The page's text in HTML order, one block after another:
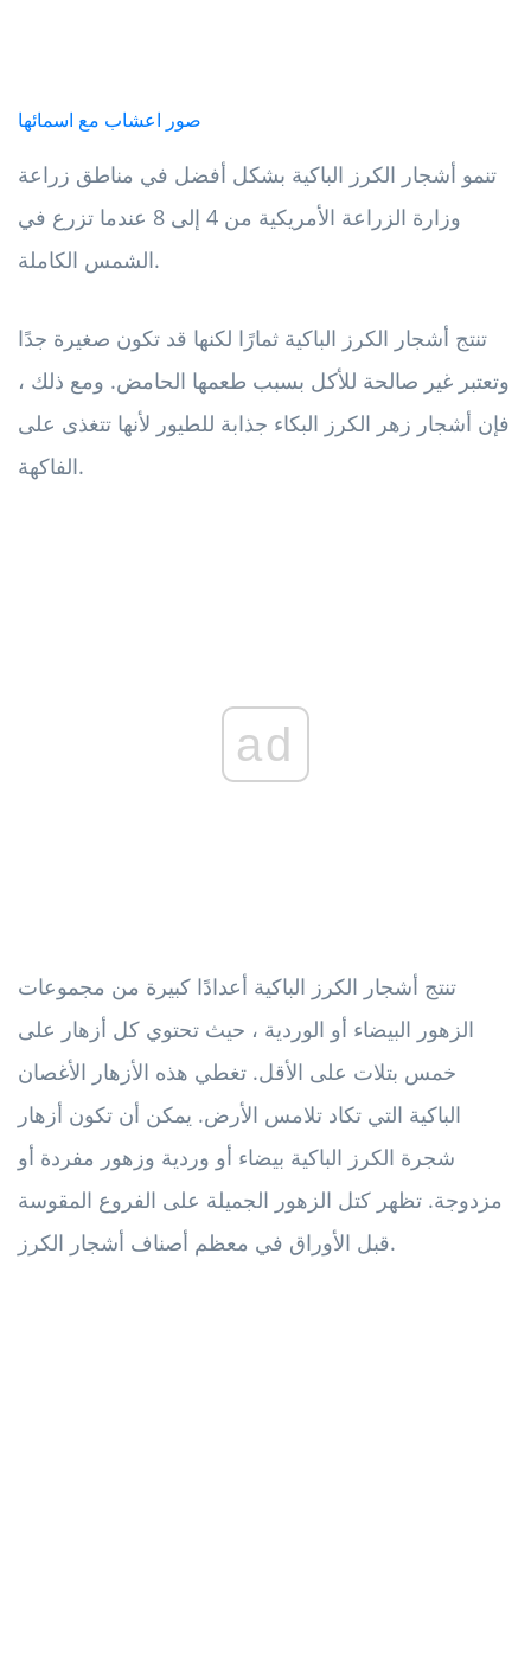
صور اعشاب مع اسمائها
تنمو أشجار الكرز الباكية بشكل أفضل في مناطق زراعة
وزارة الزراعة الأمريكية من 4 إلى 8 عندما تزرع في
الشمس الكاملة.
تنتج أشجار الكرز الباكية ثمارًا لكنها قد تكون صغيرة جدًا
وتعتبر غير صالحة للأكل بسبب طعمها الحامض. ومع ذلك ،
فإن أشجار زهر الكرز البكاء جذابة للطيور لأنها تتغذى على
الفاكهة.
ad
تنتج أشجار الكرز الباكية أعدادًا كبيرة من مجموعات
الزهور البيضاء أو الوردية ، حيث تحتوي كل أزهار على
خمس بتلات على الأقل. تغطي هذه الأزهار الأغصان
الباكية التي تكاد تلامس الأرض. يمكن أن تكون أزهار
شجرة الكرز الباكية بيضاء أو وردية وزهور مفردة أو
مزدوجة. تظهر كتل الزهور الجميلة على الفروع المقوسة
قبل الأوراق في معظم أصناف أشجار الكرز.